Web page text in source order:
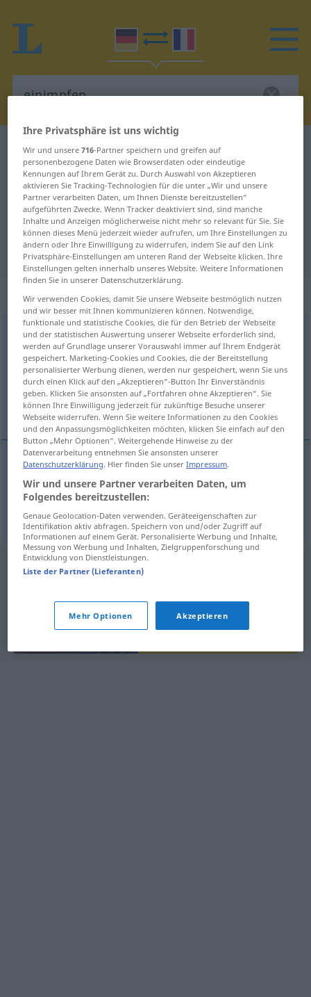
Deutsch-Französisch Wörterbuch einimpfen
Deutsch-Französisch Übersetzung
für "einimpfen"
"einimpfen" Französisch
Übersetzung
„einimpfen“: transitives Verb
einimpfenv/ta. FIG
Übersicht aller Übersetzungen
(Für mehr Details die Übersetzung anklicken/antippen)
inoculer, inculquer
inoculer einimpfen
inculquer einimpfen FIG
Ihre Privatsphäre ist uns wichtig
Wir und unsere716-Partner speichern und greifen auf
personenbezogene Daten wie Browserdaten oder eindeutige
Kennungen auf Ihrem Gerät zu. Durch Auswahl von Akzeptieren
aktivieren Sie Tracking-Technologien für die unter „Wir und unsere
Partner verarbeiten Daten, um Ihnen Dienste bereitzustellen“
aufgeführten Zwecke. Wenn Tracker deaktiviert sind, sind manche
Inhalte und Anzeigen möglicherweise nicht mehr so relevant für Sie. Sie
können dieses Menü jederzeit wieder aufrufen, um Ihre Einstellungen zu
ändern oder Ihre Einwilligung zu widerrufen, indem Sie auf den Link
Privatsphäre-Einstellungen am unteren Rand der Webseite klicken. Ihre
Einstellungen gelten innerhalb unseres Website. Weitere Informationen
finden Sie in unserer Datenschutzerklärung.
Wir verwenden Cookies, damit Sie unsere Webseite bestmöglich nutzen
und wir besser mit Ihnen kommunizieren können. Notwendige,
funktionale und statistische Cookies, die für den Betrieb der Webseite
und der statistischen Auswertung unserer Webseite erforderlich sind,
werden auf Grundlage unserer Vorauswahl immer auf Ihrem Endgerät
gespeichert. Marketing-Cookies und Cookies, die der Bereitstellung
personalisierter Werbung dienen, werden nur gespeichert, wenn Sie uns
durch einen Klick auf den „Akzeptieren“-Button Ihr Einverständnis
geben. Klicken Sie ansonsten auf „Fortfahren ohne Akzeptieren“. Sie
können Ihre Einwilligung jederzeit für zukünftige Besuche unserer
Webseite widerrufen. Wenn Sie weitere Informationen zu den Cookies
und den Anpassungsmöglichkeiten möchten, klicken Sie einfach auf den
Button „Mehr Optionen“. Weitergehende Hinweise zu der
Datenverarbeitung entnehmen Sie ansonsten unserer
Datenschutzerklärung. Hier finden Sie unserImpressum.
Wir und unsere Partner verarbeiten Daten, um
Folgendes bereitzustellen:
Genaue Geolocation-Daten verwenden. Geräteeigenschaften zur
Identifikation aktiv abfragen. Speichern von und/oder Zugriff auf
Informationen auf einem Gerät. Personalisierte Werbung und Inhalte,
Messung von Werbung und Inhalten, Zielgruppenforschung und
Entwicklung von Dienstleistungen.
Liste der Partner (Lieferanten)
Mehr Optionen Akzeptieren